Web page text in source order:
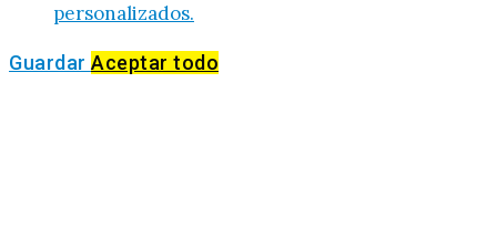
personalizados.
Guardar Aceptar todo